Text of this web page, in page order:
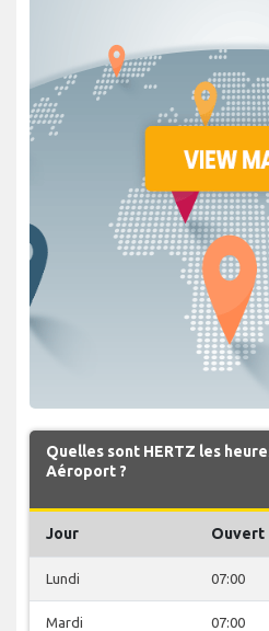
Quelles sont HERTZ les
Aéroport ?
Jour Ouvert
Lundi 07:00
Mardi 07:00